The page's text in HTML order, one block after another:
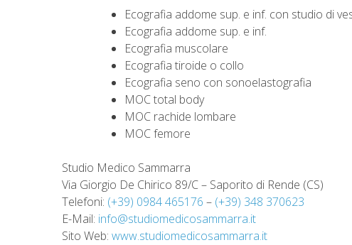
Ecografia addome sup. e inf. con studio di
Ecografia addome sup. e inf.
Ecografia muscolare
Ecografia tiroide o collo
Ecografia seno con sonoelastografia
MOC total body
MOC rachide lombare
MOC femore
Studio Medico Sammarra
Via Giorgio De Chirico 89/C – Saporito di Rende (CS)
Telefoni: (+39) 0984 465176 – (+39) 348 370623
E-Mail: info@studiomedicosammarra.it
Sito Web: www.studiomedicosammarra.it